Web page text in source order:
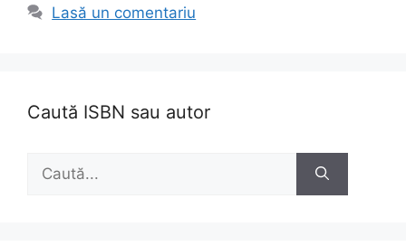
Lasă un comentariu
Caută ISBN sau autor
după: